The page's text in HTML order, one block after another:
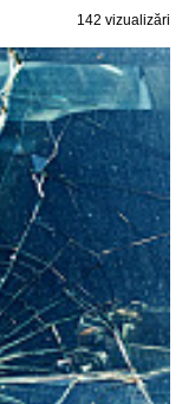
142 vizualizări